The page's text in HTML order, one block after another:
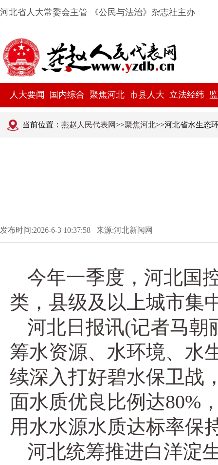
河北省人大常委会主管 《公民与法治》杂志社主办
人大要闻 国内综合 聚焦河北 市县人大 立法经纬
当前位置： 燕赵人民代表网>>聚焦河北>>河北省水生态
发布时间:2026-6-3 10:37:58 来源:河北新闻网
今年一季度，河北国
类，县级及以上城市集
河北日报讯(记者马朝
筹水资源、水环境、水
续深入打好碧水保卫战
面水质优良比例达80%
用水水源水质达标率保
河北统筹推进白洋淀